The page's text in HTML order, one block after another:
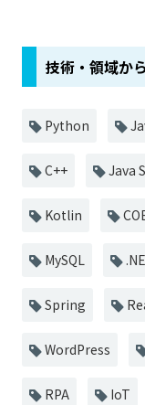
技術・領域か
Python
C++ Java
Kotlin
MySQL
Spring
WordPress
RPA IoT